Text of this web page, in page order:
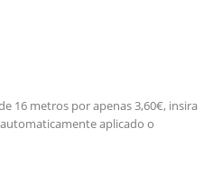
16 metros por apenas 3,60€, insira
aplicado o